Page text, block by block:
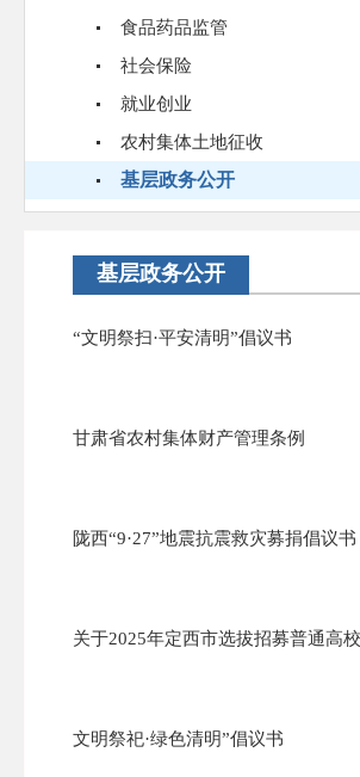
食品药品监管
社会保险
就业创业
农村集体土地征收
基层政务公开
基层政务公开
“文明祭扫·平安清明”倡议书
甘肃省农村集体财产管理条例
陇西“9·27”地震抗震救灾募捐倡议书
文明祭祀·绿色清明”倡议书